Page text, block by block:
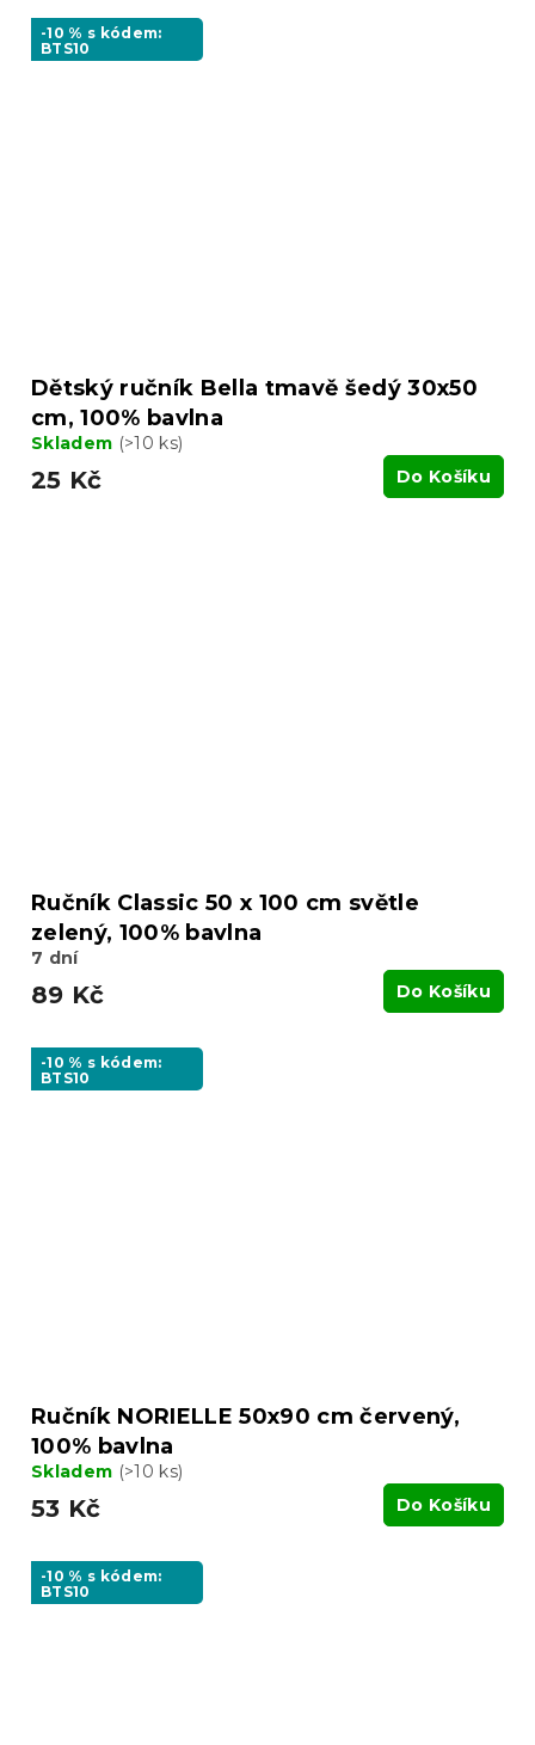
-10 % s kódem:
BTS10
Dětský ručník Bella tmavě šedý 30x50
cm, 100% bavlna
Skladem (>10 ks)
25 Kč Do Košíku
Ručník Classic 50 x 100 cm světle
zelený, 100% bavlna
7 dní
89 Kč Do Košíku
-10 % s kódem:
BTS10
Ručník NORIELLE 50x90 cm červený,
100% bavlna
Skladem (>10 ks)
53 Kč Do Košíku
-10 % s kódem:
BTS10